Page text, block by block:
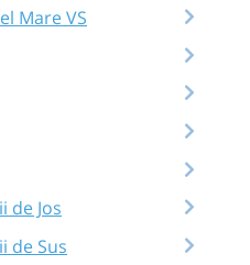
Mare VS
de Jos
de Sus